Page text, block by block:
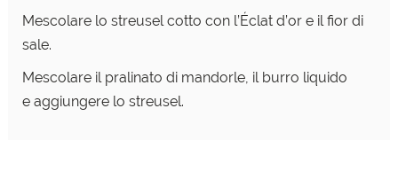
Mescolare lo streusel cotto con l’Éclat d’or e il fior di
sale.
Mescolare il pralinato di mandorle, il burro liquido
e aggiungere lo streusel.